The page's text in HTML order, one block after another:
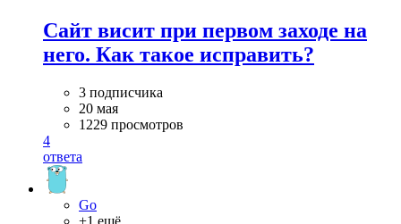
Сайт висит при первом заходе на
него. Как такое исправить?
3 подписчика
20 мая
1229 просмотров
4
ответа
Go
+1 ещё